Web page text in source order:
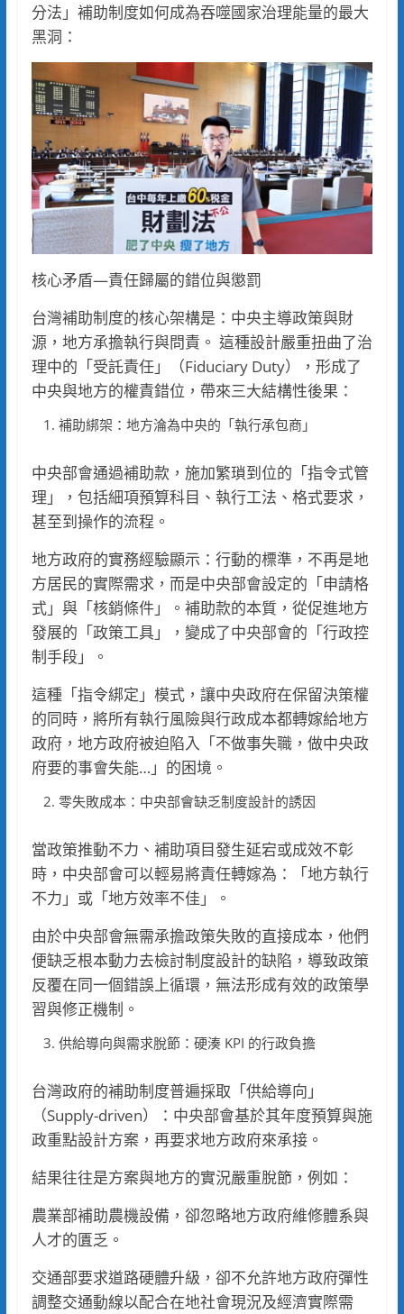
分法」補助制度如何成為吞噬國家治理能量的最大
黑洞：
核心矛盾—責任歸屬的錯位與懲罰
台灣補助制度的核心架構是：中央主導政策與財
源，地方承擔執行與問責。 這種設計嚴重扭曲了治
理中的「受託責任」（Fiduciary Duty），形成了
中央與地方的權責錯位，帶來三大結構性後果：
補助綁架：地方淪為中央的「執行承包商」
中央部會通過補助款，施加繁瑣到位的「指令式管
理」，包括細項預算科目、執行工法、格式要求，
甚至到操作的流程。
地方政府的實務經驗顯示：行動的標準，不再是地
方居民的實際需求，而是中央部會設定的「申請格
式」與「核銷條件」。補助款的本質，從促進地方
發展的「政策工具」，變成了中央部會的「行政控
制手段」。
這種「指令綁定」模式，讓中央政府在保留決策權
的同時，將所有執行風險與行政成本都轉嫁給地方
政府，地方政府被迫陷入「不做事失職，做中央政
府要的事會失能…」的困境。
零失敗成本：中央部會缺乏制度設計的誘因
當政策推動不力、補助項目發生延宕或成效不彰
時，中央部會可以輕易將責任轉嫁為：「地方執行
不力」或「地方效率不佳」。
由於中央部會無需承擔政策失敗的直接成本，他們
便缺乏根本動力去檢討制度設計的缺陷，導致政策
反覆在同一個錯誤上循環，無法形成有效的政策學
習與修正機制。
供給導向與需求脫節：硬湊 KPI 的行政負擔
台灣政府的補助制度普遍採取「供給導向」
（Supply-driven）：中央部會基於其年度預算與施
政重點設計方案，再要求地方政府來承接。
結果往往是方案與地方的實況嚴重脫節，例如：
農業部補助農機設備，卻忽略地方政府維修體系與
人才的匱乏。
交通部要求道路硬體升級，卻不允許地方政府彈性
調整交通動線以配合在地社會現況及經濟實際需